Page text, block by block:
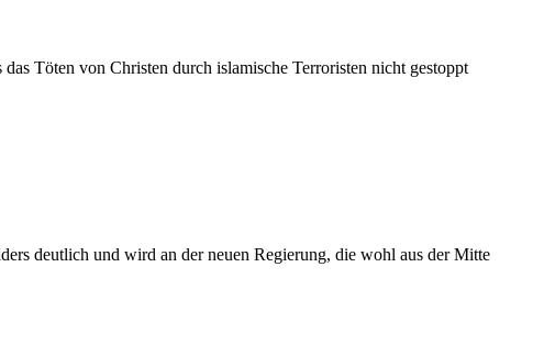
Töten von Christen durch islamische Terroristen nicht gestoppt
deutlich und wird an der neuen Regierung, die wohl aus der Mitte